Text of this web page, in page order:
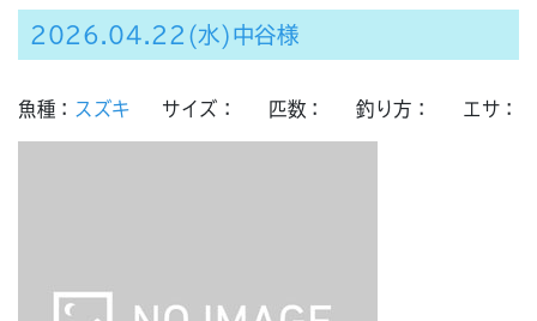
2026.04.22(水)中谷様
魚種： スズキ サイズ： 匹数： 釣り方： エサ：